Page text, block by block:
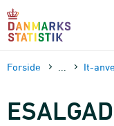
sidens
Forside It-